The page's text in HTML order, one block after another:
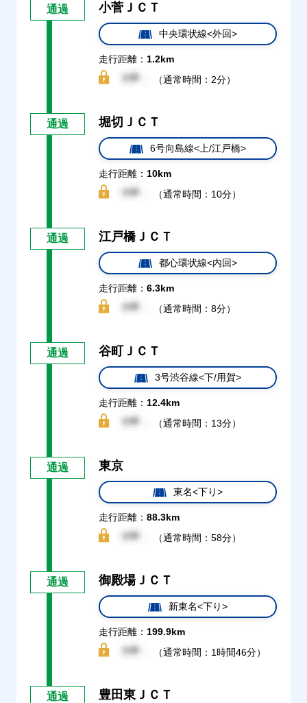
通過 小菅ＪＣＴ
中央環状線<外回>
走行距離： 1.2km
（通常時間：2分）
通過 堀切ＪＣＴ
6号向島線<上/江戸橋>
走行距離： 10km
（通常時間：10分）
通過 江戸橋ＪＣＴ
都心環状線<内回>
走行距離： 6.3km
（通常時間：8分）
通過 谷町ＪＣＴ
3号渋谷線<下/用賀>
走行距離： 12.4km
（通常時間：13分）
通過 東京
東名<下り>
走行距離： 88.3km
（通常時間：58分）
通過 御殿場ＪＣＴ
新東名<下り>
走行距離： 199.9km
（通常時間：1時間46分）
通過 豊田東ＪＣＴ